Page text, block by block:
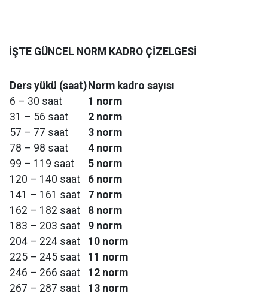
İŞTE GÜNCEL NORM KADRO ÇİZELGESİ
Ders yükü (saat) Norm kadro sayısı
6 – 30 saat
1 norm
31 – 56 saat
2 norm
57 – 77 saat
3 norm
78 – 98 saat
4 norm
99 – 119 saat
5 norm
120 – 140 saat
6 norm
141 – 161 saat
7 norm
162 – 182 saat
8 norm
183 – 203 saat
9 norm
204 – 224 saat
10 norm
225 – 245 saat
11 norm
246 – 266 saat
12 norm
267 – 287 saat
13 norm